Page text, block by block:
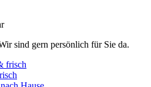
sind gern persönlich für Sie da.